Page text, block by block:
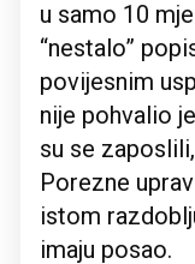
u samo 10
“nestalo”
povijesnim
nije pohvalio
su se
Porezne
istom
imaju posao.